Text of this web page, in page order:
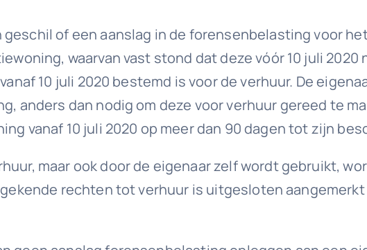
of een aanslag in de forensenbelasting voor
waarvan vast stond dat deze vóór 10 juli 2020
10 juli 2020 bestemd is voor de verhuur. De
anders dan nodig om deze voor verhuur gereed te
vanaf 10 juli 2020 op meer dan 90 dagen tot zijn
maar ook door de eigenaar zelf wordt gebruikt,
rechten tot verhuur is uitgesloten